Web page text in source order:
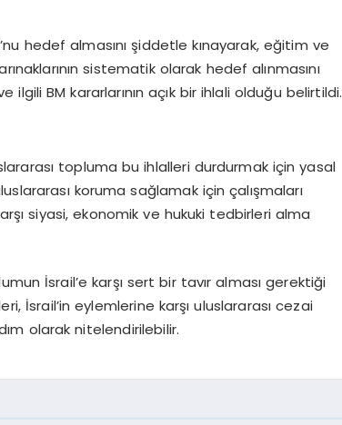
hedef almasını şiddetle kınayarak, eğitim ve
sistematik olarak hedef alınmasını
ilgili BM kararlarının açık bir ihlali olduğu belirtildi.
topluma bu ihlalleri durdurmak için yasal
koruma sağlamak için çalışmaları
siyasi, ekonomik ve hukuki tedbirleri alma
İsrail’e karşı sert bir tavır alması gerektiği
İsrail’in eylemlerine karşı uluslararası cezai
olarak nitelendirilebilir.